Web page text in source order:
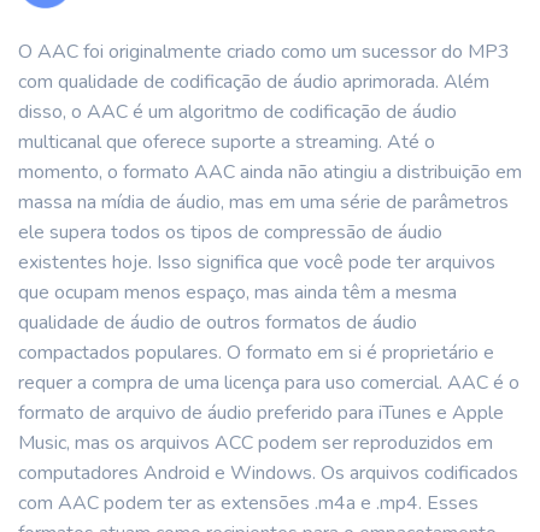
O AAC foi originalmente criado como um sucessor do MP3
com qualidade de codificação de áudio aprimorada. Além
disso, o AAC é um algoritmo de codificação de áudio
multicanal que oferece suporte a streaming. Até o
momento, o formato AAC ainda não atingiu a distribuição em
massa na mídia de áudio, mas em uma série de parâmetros
ele supera todos os tipos de compressão de áudio
existentes hoje. Isso significa que você pode ter arquivos
que ocupam menos espaço, mas ainda têm a mesma
qualidade de áudio de outros formatos de áudio
compactados populares. O formato em si é proprietário e
requer a compra de uma licença para uso comercial. AAC é o
formato de arquivo de áudio preferido para iTunes e Apple
Music, mas os arquivos ACC podem ser reproduzidos em
computadores Android e Windows. Os arquivos codificados
com AAC podem ter as extensões .m4a e .mp4. Esses